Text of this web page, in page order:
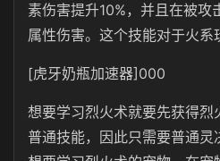
素伤害提升10%，并且在被攻
属性伤害。这个技能对于火系
[虎牙奶瓶加速器]000
想要学习烈火术就要先获得烈
普通技能，因此只需要普通灵